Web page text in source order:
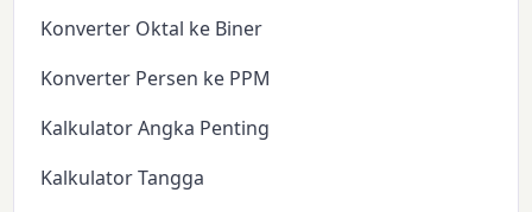
Konverter Oktal ke Biner
Konverter Persen ke PPM
Kalkulator Angka Penting
Kalkulator Tangga